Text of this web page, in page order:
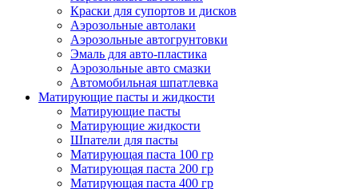
Краски для супортов и дисков
Аэрозольные автолаки
Аэрозольные автогрунтовки
Эмаль для авто-пластика
Аэрозольные авто смазки
Автомобильная шпатлевка
Матирующие пасты и жидкости
Матирующие пасты
Матирующие жидкости
Шпатели для пасты
Матирующая паста 100 гр
Матирующая паста 200 гр
Матирующая паста 400 гр